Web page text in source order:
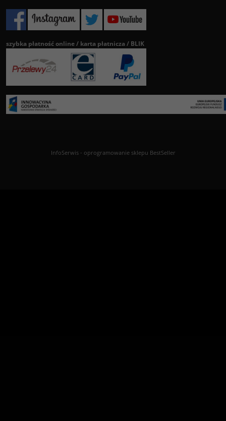
szybka płatność online / karta płatnicza / BLIK
InfoSerwis- oprogramowanie sklepu BestSeller